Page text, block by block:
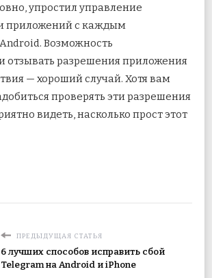
упростил управление
приложений с каждым
Возможность
отзывать разрешения приложения
— хороший случай. Хотя вам
проверять эти разрешения
видеть, насколько прост этот
ПРЕДЫДУЩАЯ СТАТЬЯ
6 лучших способов исправить сбой
Telegram на Android и iPhone